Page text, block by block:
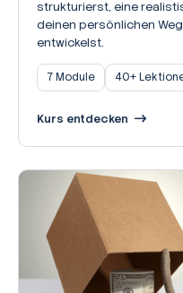
strukturierst, eine
deinen persönlichen
entwickelst.
7 Module 40+
Kurs entdecken